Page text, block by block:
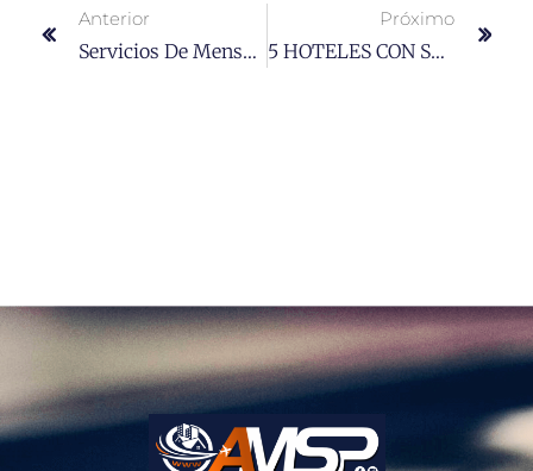
Anterior
Servicios De Mensajería En Puerto Plata
Próximo
5 HOTELES CON SERVICIOS DE MASAJES A PUERTO PLATA